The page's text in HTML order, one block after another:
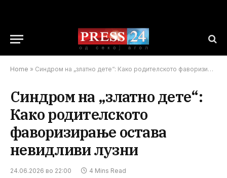
Home » Синдром на „златно дете“: Како родителското фаворизирање остава невидливи лузни
Синдром на „златно дете“:
Како родителското
фаворизирање остава
невидливи лузни
24.06.2026 во 22:00 4 Mins Read